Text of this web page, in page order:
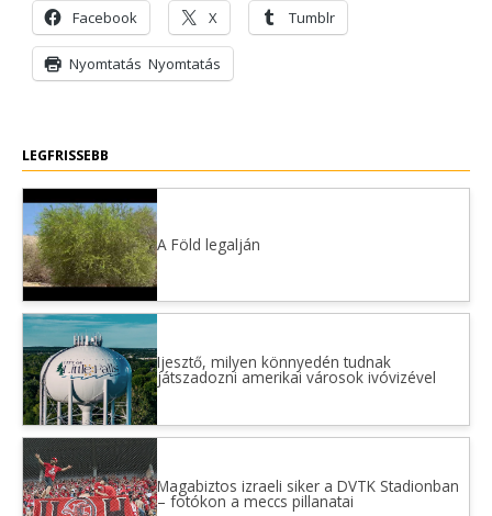
Facebook X Tumblr
Nyomtatás Nyomtatás
LEGFRISSEBB
A Föld legalján
Ijesztő, milyen könnyedén tudnak
játszadozni amerikai városok ivóvizével
Magabiztos izraeli siker a DVTK Stadionban
– fotókon a meccs pillanatai